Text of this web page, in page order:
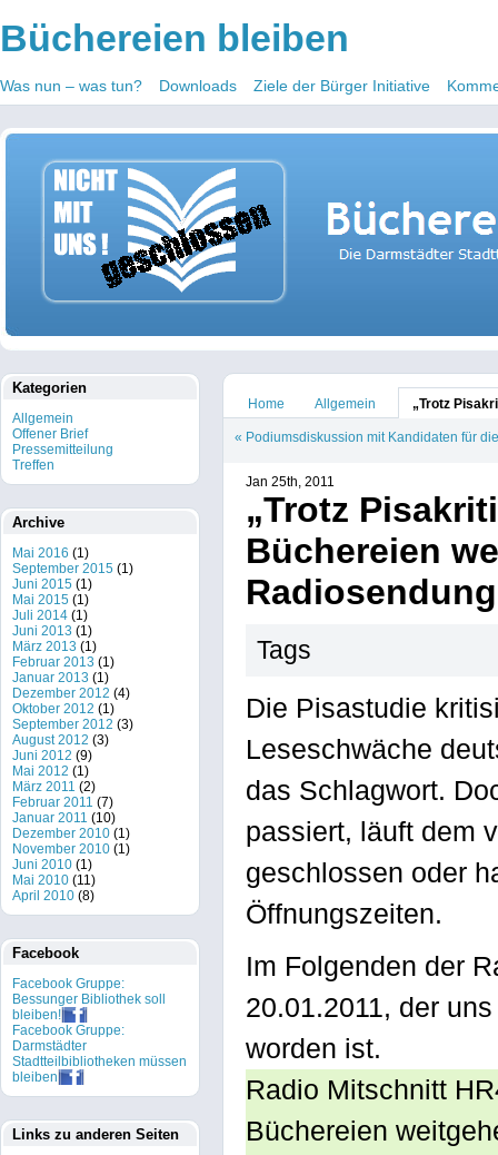
Büchereien bleiben
Was nun – was tun? Downloads Ziele der Bürger Initiative
Home Allgemein „Trotz
« Podiumsdiskussion mit Kandidaten für
Jan 25th, 2011
„Trotz
Büchereien
Tags
Die Pisastudie
Leseschwäche
das Schlagwort.
passiert, läuft dem
geschlossen oder
Öffnungszeiten.
Im Folgenden der
20.01.2011, der
worden ist.
Radio Mitschnitt
Büchereien
Kategorien
Allgemein
Offener Brief
Pressemitteilung
Treffen
Archive
Mai 2016 (1)
September 2015 (1)
Juni 2015 (1)
Mai 2015 (1)
Juli 2014 (1)
Juni 2013 (1)
März 2013 (1)
Februar 2013 (1)
Januar 2013 (1)
Dezember 2012 (4)
Oktober 2012 (1)
September 2012 (3)
August 2012 (3)
Juni 2012 (9)
Mai 2012 (1)
März 2011 (2)
Februar 2011 (7)
Januar 2011 (10)
Dezember 2010 (1)
November 2010 (1)
Juni 2010 (1)
Mai 2010 (11)
April 2010 (8)
Facebook
Facebook Gruppe:
Bessunger Bibliothek soll
bleiben!
Facebook Gruppe:
Darmstädter
Stadtteilbibliotheken müssen
bleiben
Links zu anderen Seiten